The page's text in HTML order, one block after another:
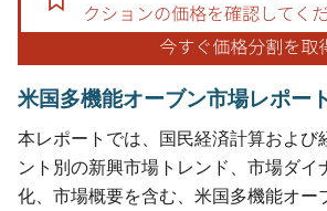
米国多機能オーブン市場レポー
本レポートでは、国民経済計算および
ント別の新興市場トレンド、市場ダイ
化、市場概要を含む、米国多機能オー